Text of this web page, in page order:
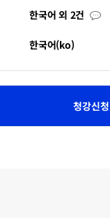
한국어 외 2건 자
막
한국어(ko)
청강신청